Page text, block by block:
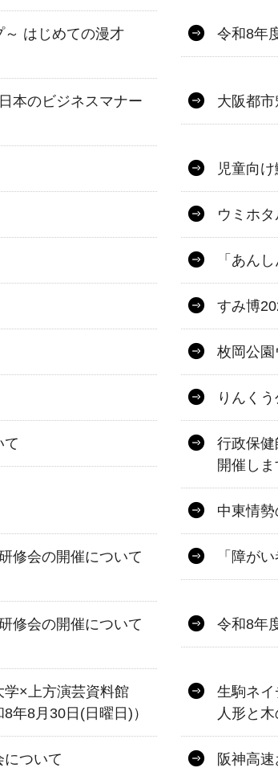
～ はじめての漫才
令和8年
本のビジネスマナー
大阪都
児童向
ウミホ
「あん
すみ博
枚岡公
りんく
て
行政保
開催しま
中東情
修会の開催について
「障が
修会の開催について
令和8年
学×上方演芸資料館
年8月30日(日曜日)）
生駒ネ
人形と
ついて 阪神高